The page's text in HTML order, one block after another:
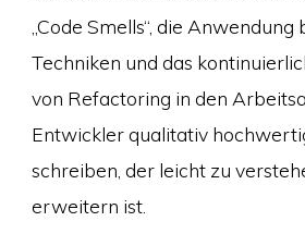
„Code Smells“, die
Techniken und das
von Refactoring in den
Entwickler qualitativ
schreiben, der leicht zu
erweitern ist.